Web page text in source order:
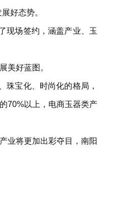
好态势。
现场签约，涵盖产业、玉
美好蓝图。
珠宝化、时尚化的格局，
70%以上，电商玉器类产
业将更加出彩夺目，南阳